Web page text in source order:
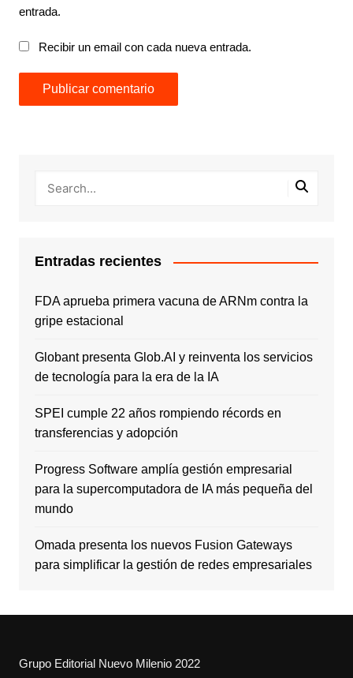
entrada.
Recibir un email con cada nueva entrada.
Entradas recientes
FDA aprueba primera vacuna de ARNm contra la
gripe estacional
Globant presenta Glob.AI y reinventa los servicios
de tecnología para la era de la IA
SPEI cumple 22 años rompiendo récords en
transferencias y adopción
Progress Software amplía gestión empresarial
para la supercomputadora de IA más pequeña del
mundo
Omada presenta los nuevos Fusion Gateways
para simplificar la gestión de redes empresariales
Grupo Editorial Nuevo Milenio 2022